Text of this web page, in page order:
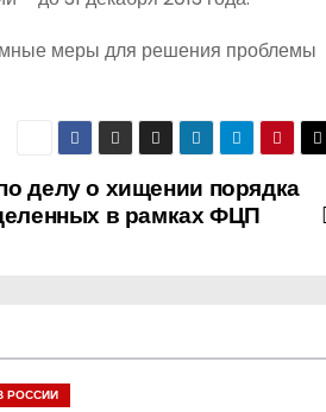
меры для решения проблемы
делу о хищении порядка
в рамках ФЦП
РОССИИ